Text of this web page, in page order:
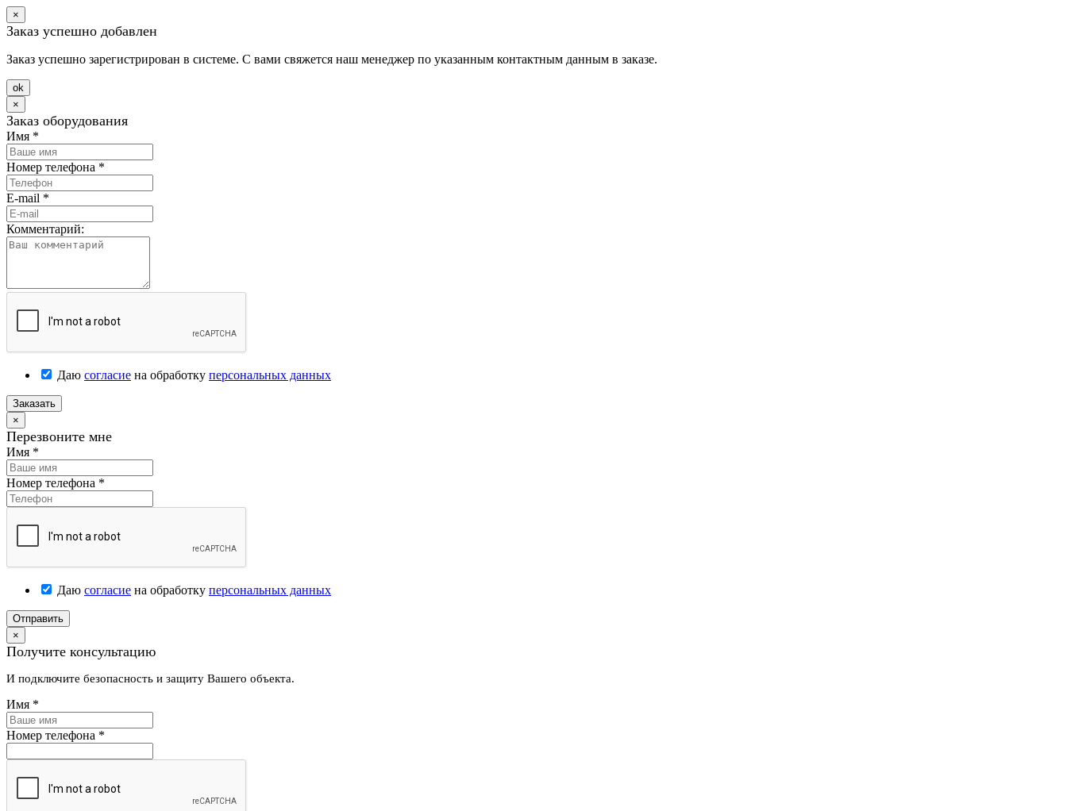
×
Заказ успешно добавлен
Заказ успешно зарегистрирован в системе. С вами свяжется наш менеджер по указанным контактным данным в заказе.
оk
×
Заказ оборудования
Имя *
Номер телефона *
E-mail *
Комментарий:
Даю согласие на обработку персональных данных
Заказать
×
Перезвоните мне
Имя *
Номер телефона *
Даю согласие на обработку персональных данных
Отправить
×
Получите консультацию
И подключите безопасность и защиту Вашего объекта.
Имя *
Номер телефона *